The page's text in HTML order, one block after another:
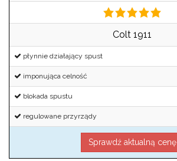
Colt 1911
płynnie działający spust
imponująca celność
blokada spustu
regulowane przyrządy
Sprawdź aktualną cenę